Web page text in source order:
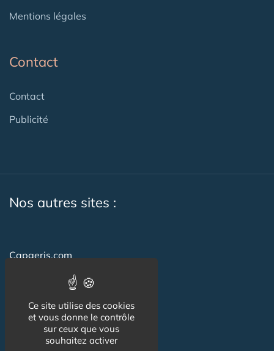
Mentions légales
Contact
Contact
Publicité
Nos autres sites :
Capgeris.com
Seniorissimmo.com
Emploi-formation-sante.com
Aidant.info
Creche-et-naissance.com
Ce site utilise des cookies
et vous donne le contrôle
sur ceux que vous
souhaitez activer